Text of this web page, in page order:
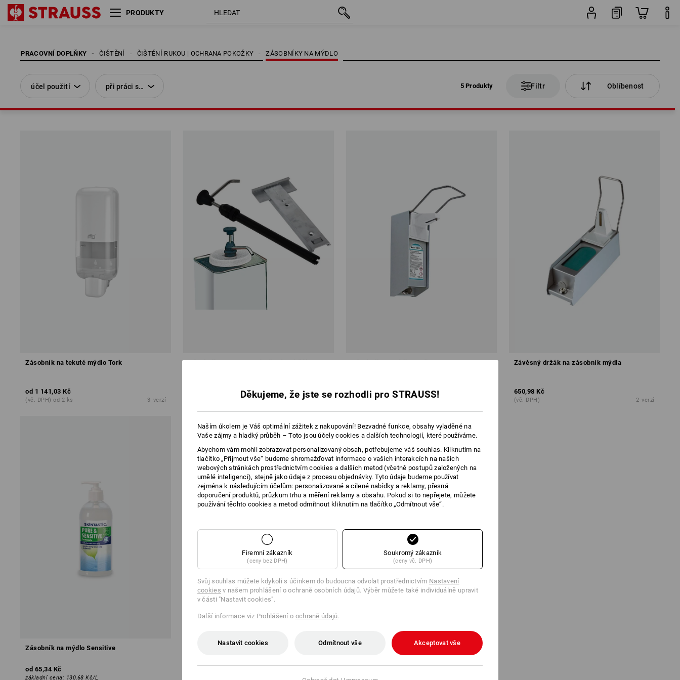
PRODUKTY
PRACOVNÍ DOPLŇKY ZÁSOBNÍKY NA MÝDLO
ČIŠTĚNÍ RUKOU | OCHRANA POKOŽKY
ČIŠTĚNÍ
účel použití při práci s… 5 Produkty Filtr Oblíbenost
účel použití při práci s…
Zásobník na tekuté mýdlo Tork
od 1 141,03 Kč
(vč. DPH) od 2 ks 3 verzí
Zásobník Dreumex s nástěnným držákem
1 varianta
Zásobník na mýdlo Profi
od 1 957,78 Kč
(vč. DPH)
Závěsný držák na zásobník mýdla
650,98 Kč
(vč. DPH) 2 verzí
Zásobník na mýdlo Sensitive
od 65,34 Kč
základní cena: 130,68 Kč/L
Děkujeme, že jste se rozhodli pro STRAUSS!
Naším úkolem je Váš optimální zážitek z nakupování! Bezvadné funkce, obsahy vyladěné na
Vaše zájmy a hladký průběh – Toto jsou účely cookies a dalších technologií, které používáme.
Abychom vám mohli zobrazovat personalizovaný obsah, potřebujeme váš souhlas. Kliknutím na
tlačítko „Přijmout vše“ budeme shromažďovat informace o vašich interakcích na našich
webových stránkách prostřednictvím cookies a dalších metod (včetně postupů založených na
umělé inteligenci), stejně jako údaje z procesu objednávky. Tyto údaje budeme používat
zejména k následujícím účelům: personalizované a cílené nabídky a reklamy, přesná
doporučení produktů, průzkum trhu a měření reklamy a obsahu. Pokud si to nepřejete, můžete
používání těchto cookies a metod odmítnout kliknutím na tlačítko „Odmítnout vše“.
Firemní zákazník
(ceny bez DPH)
Soukromý zákazník
(ceny vč. DPH)
Svůj souhlas můžete kdykoli s účinkem do budoucna odvolat prostřednictvím Nastavení
cookies v našem prohlášení o ochraně osobních údajů. Výběr můžete také individuálně upravit
v části "Nastavit cookies".
Další informace viz Prohlášení o ochraně údajů.
Nastavit cookies Odmítnout vše Akceptovat vše